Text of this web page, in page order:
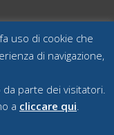
Via Quartieri 39 - Capitale
911 Fax 030 70 14 922 Cod.
- Partita Iva 00670100981 -
dei Depositi
uso di cookie che
di navigazione,
parte dei visitatori.
a cliccare qui.